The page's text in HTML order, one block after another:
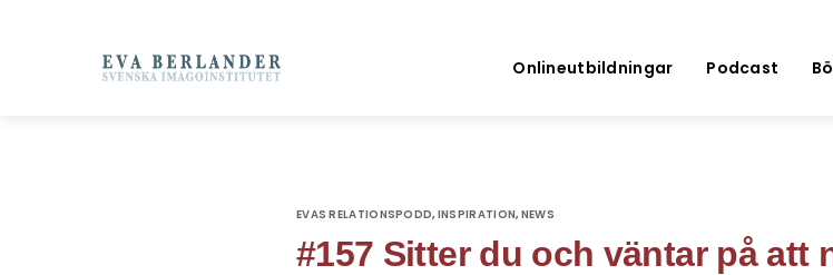
Onlineutbildningar Podcast
EVAS RELATIONSPODD, INSPIRATION, NEWS
#157 Sitter du och väntar på att